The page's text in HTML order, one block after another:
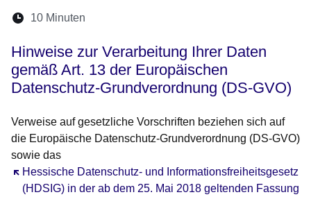
Lesedauer:
10 Minuten
Hinweise zur Verarbeitung Ihrer Daten
gemäß Art. 13 der Europäischen
Datenschutz-Grundverordnung (DS-GVO)
Verweise auf gesetzliche Vorschriften beziehen sich auf
die Europäische Datenschutz-Grundverordnung (DS-GVO)
sowie das
Hessische Datenschutz- und Informationsfreiheitsgesetz
(HDSIG) in der ab dem 25. Mai 2018 geltenden Fassung
Öffnet sich in einem neuen Fenster